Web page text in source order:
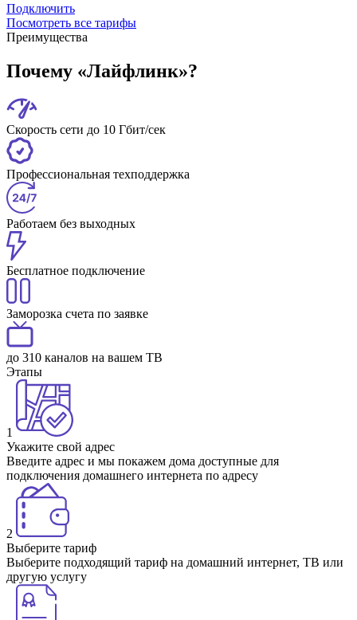
Подключить
Посмотреть все тарифы
Преимущества
Почему «Лайфлинк»?
Скорость сети до 10 Гбит/сек
Профессиональная техподдержка
Работаем без выходных
Бесплатное подключение
Заморозка счета по заявке
до 310 каналов на вашем ТВ
Этапы
1
Укажите свой адрес
Введите адрес и мы покажем дома доступные для
подключения домашнего интернета по адресу
2
Выберите тариф
Выберите подходящий тариф на домашний интернет, ТВ или
другую услугу